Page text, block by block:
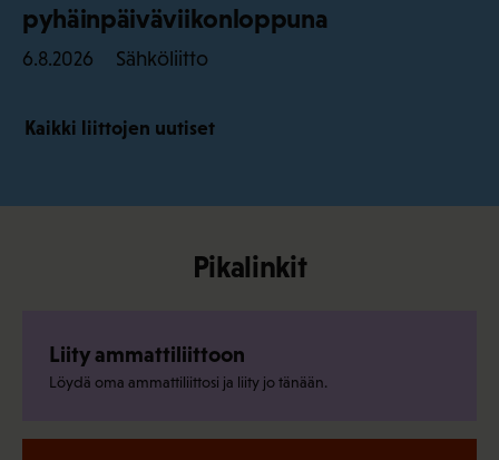
pyhäinpäiväviikonloppuna
6.8.2026 Sähköliitto
Kaikki liittojen uutiset
Pikalinkit
Liity ammattiliittoon
Löydä oma ammattiliittosi ja liity jo tänään.